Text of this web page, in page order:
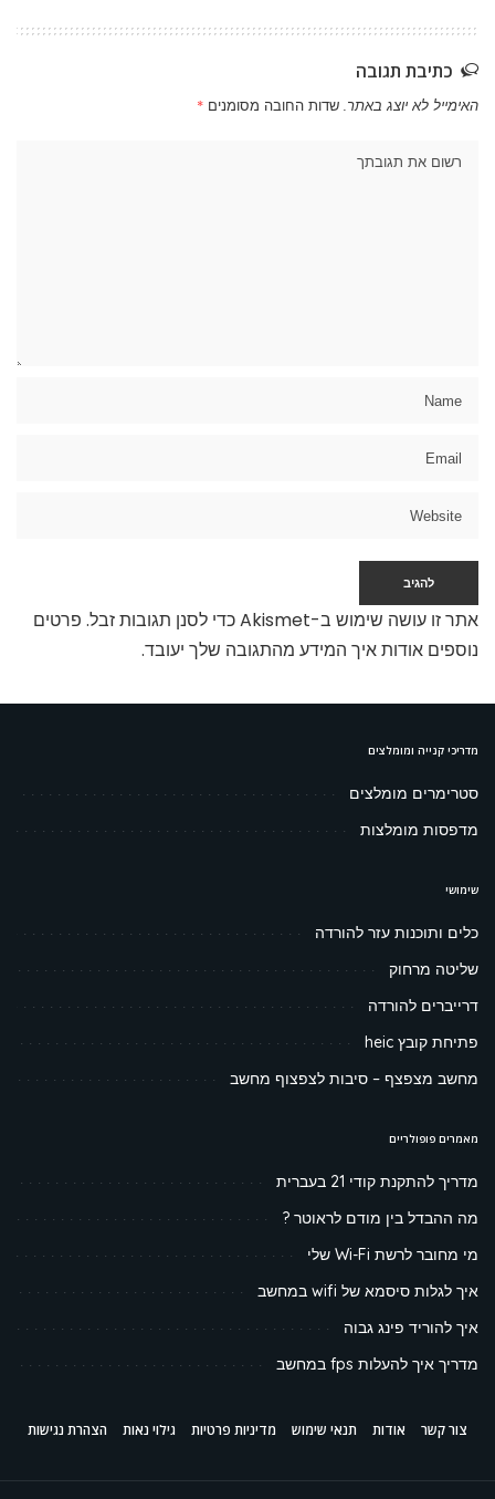
כתיבת תגובה
האימייל לא יוצג באתר. שדות החובה מסומנים *
אתר זו עושה שימוש ב-Akismet כדי לסנן תגובות זבל.
פרטים
נוספים אודות איך המידע מהתגובה שלך יעובד.
מדריכי קנייה ומומלצים
סטרימרים מומלצים
מדפסות מומלצות
שימושי
כלים ותוכנות עזר להורדה
שליטה מרחוק
דרייברים להורדה
פתיחת קובץ heic
מחשב מצפצף – סיבות לצפצוף מחשב
מאמרים פופולריים
מדריך להתקנת קודי 21 בעברית
מה ההבדל בין מודם לראוטר ?
מי מחובר לרשת Wi-Fi שלי
איך לגלות סיסמא של wifi במחשב
איך להוריד פינג גבוה
מדריך איך להעלות fps במחשב
צור קשר אודות תנאי שימוש מדיניות פרטיות גילוי נאות הצהרת נגישות